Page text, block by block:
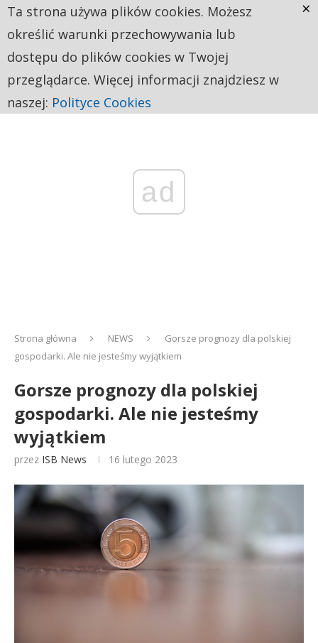
ad
Strona główna NEWS
Gorsze prognozy dla polskiej
gospodarki. Ale nie jesteśmy wyjątkiem
Gorsze prognozy dla polskiej
gospodarki. Ale nie jesteśmy
wyjątkiem
przez ISB News 16 lutego 2023
Ta strona używa plików cookies. Możesz
określić warunki przechowywania lub
dostępu do plików cookies w Twojej
przeglądarce. Więcej informacji znajdziesz w
naszej: Polityce Cookies
×